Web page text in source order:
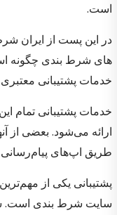
است.
در این پست از ایران
های شرط بندی چگونه
خدمات پشتیبانی معتبری
خدمات پشتیبانی تمام
ارائه می‌شود. بعضی از
طریق اپ‌های
پشتیبانی یکی از
سایت شرط بندی است.